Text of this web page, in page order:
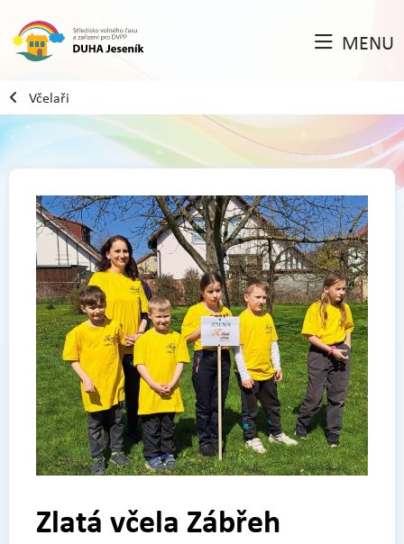
MENU
Včelaři
Zlatá včela Zábřeh